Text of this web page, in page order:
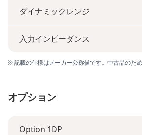
ダイナミックレンジ
入力インピーダンス
※ 記載の仕様はメーカー公称値です。中古品のた
オプション
Option 1DP